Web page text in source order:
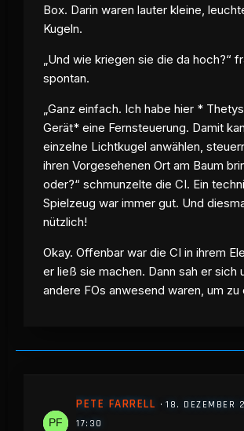
Box. Darin waren lauter kleine,
Kugeln.
„Und wie kriegen sie die da hoch?“
spontan.
„Ganz einfach. Ich habe hier *
Gerät* eine Fernsteuerung. Damit
einzelne Lichtkugel anwählen,
ihren Vorgesehenen Ort am Baum
oder?“ schmunzelte die CI. Ein
Spielzeug war immer gut. Und
nützlich!
Okay. Offenbar war die CI in ihrem
er ließ sie machen. Dann sah er sich
andere FOs anwesend waren, um zu
PETE FARRELL
18. DEZEMBER
17:30